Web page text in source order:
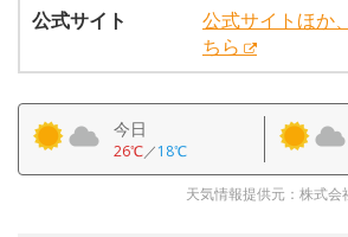
公式サイト
公式サイトほか
ちら
今日
26℃／18℃
天気情報提供元：株式